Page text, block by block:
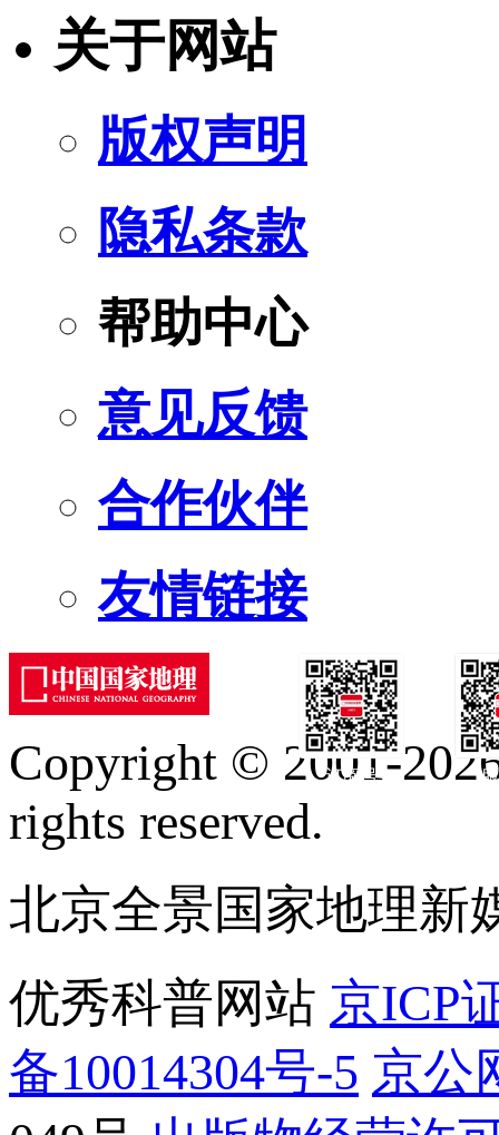
关于网站
版权声明
隐私条款
帮助中心
意见反馈
合作伙伴
友情链接
订阅号
Copyright © 2001-
rights reserved.
北京全景国家地理新
优秀科普网站 京ICP
备10014304号-5 京公